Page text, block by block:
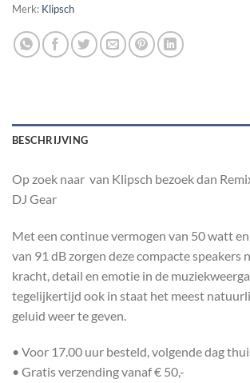
Merk: Klipsch
BESCHRIJVING
Op zoek naar van Klipsch bezoek dan
DJ Gear
Met een continue vermogen van 50 watt
van 91 dB zorgen deze compacte speakers
kracht, detail en emotie in de
tegelijkertijd ook in staat het meest
geluid weer te geven.
• Voor 17.00 uur besteld, volgende dag
• Gratis verzending vanaf € 50,-